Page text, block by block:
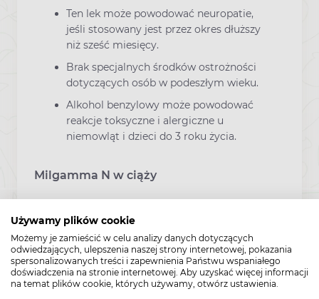
Używamy plików cookie
Możemy je zamieścić w celu analizy danych dotyczących
odwiedzających, ulepszenia naszej strony internetowej, pokazania
spersonalizowanych treści i zapewnienia Państwu wspaniałego
doświadczenia na stronie internetowej. Aby uzyskać więcej informacji
na temat plików cookie, których używamy, otwórz ustawienia.
Ten lek może powodować neuropatie,
jeśli stosowany jest przez okres dłuższy
niż sześć miesięcy.
Brak specjalnych środków ostrożności
dotyczących osób w podeszłym wieku.
Alkohol benzylowy może powodować
reakcje toksyczne i alergiczne u
niemowląt i dzieci do 3 roku życia.
Milgamma N w ciąży
W okresie ciąży zalecana dobowa dawka
witaminy B1 wynosi 1,2 mg (drugi
trymestr) do 1,3 mg (trzeci trymestr).
Podczas ciąży zalecana dawka dobowa
witaminy B6 wynosi 1,9 mg, a witaminy